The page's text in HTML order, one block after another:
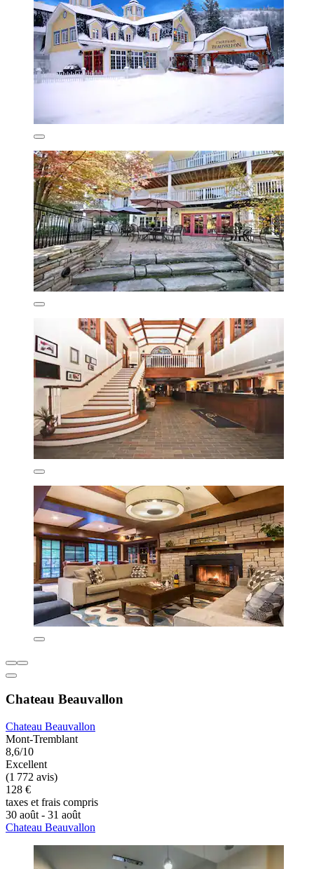
Chateau Beauvallon
Chateau Beauvallon
Mont-Tremblant
8,6/10
Excellent
(1 772 avis)
128 €
taxes et frais compris
30 août - 31 août
Chateau Beauvallon